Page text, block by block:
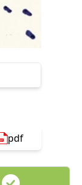
pdf
Popis
Tento soubor
služba
zapamatování
Je nutné, aby
fungoval